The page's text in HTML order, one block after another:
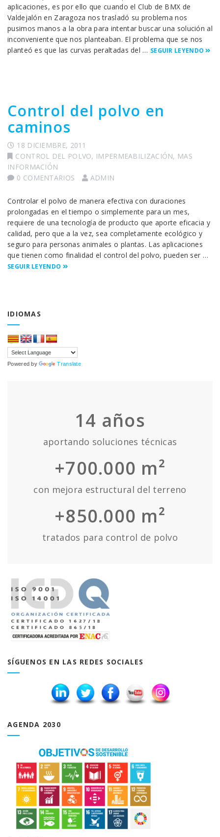
aplicaciones, es por ello que cuando el Club de BMX de
Valdejalón en Zaragoza nos trasladó su problema nos
pusimos manos a la obra para intentar buscar una solución al
inconveniente que nos planteaban. El problema que se nos
planteó es que las curvas peraltadas del … SEGUIR LEYENDO
Control del polvo en
caminos
18 DICIEMBRE, 2011
CONTROL DEL POLVO, IMPERMEABILIZACIÓN, MAS
INFORMACIÓN
0 COMENTARIOS
ADMIN
Controlar el polvo de manera efectiva con duraciones
prolongadas en el tiempo o simplemente para un mes,
requiere de una tecnología de producto que aporte eficacia y
calidad, pero que a la vez, sea completamente ecológico y
seguro para personas animales o plantas. Las aplicaciones
que tienen como finalidad el control del polvo, pueden ser …
SEGUIR LEYENDO
IDIOMAS
Powered by Translate
14 años
aportando soluciones técnicas
+700.000 m²
con mejora estructural del terreno
+850.000 m²
tratados para control de polvo
SÍGUENOS EN LAS REDES SOCIALES
AGENDA 2030